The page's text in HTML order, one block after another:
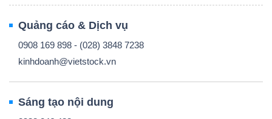
Quảng cáo & Dịch vụ
0908 169 898 - (028) 3848 7238
kinhdoanh@vietstock.vn
Sáng tạo nội dung